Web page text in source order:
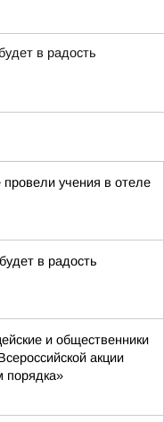
в радость
учения в отеле
в радость
и общественники
акции
порядка»